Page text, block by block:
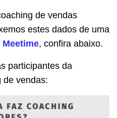
de vendas
estes dados de uma
, confira abaixo.
participantes da
de vendas: